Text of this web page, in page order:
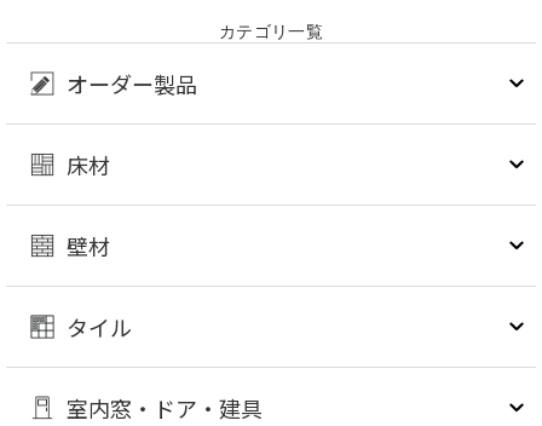
カテゴリ一覧
オーダー製品
床材
壁材
タイル
室内窓・ドア・建具